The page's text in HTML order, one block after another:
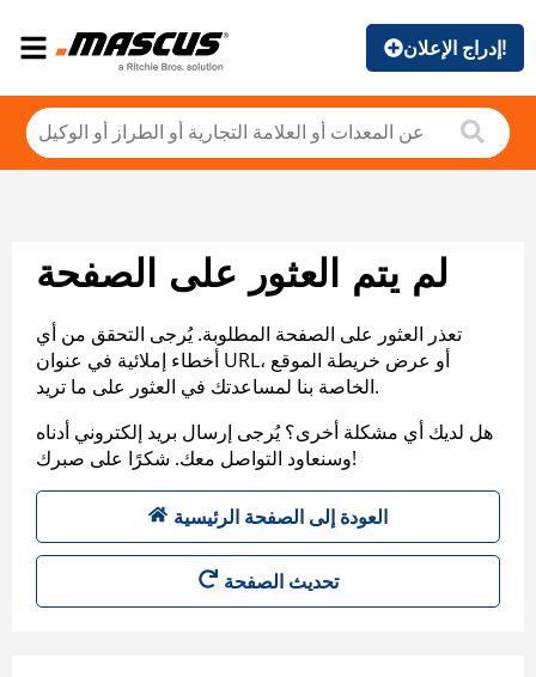
إدراج الإعلان!
لم يتم العثور على الصفحة
تعذر العثور على الصفحة المطلوبة. يُرجى التحقق من أي
أخطاء إملائية في عنوان URL، أو عرض خريطة الموقع
الخاصة بنا لمساعدتك في العثور على ما تريد.
هل لديك أي مشكلة أخرى؟ يُرجى إرسال بريد إلكتروني أدناه
وسنعاود التواصل معك. شكرًا على صبرك!
العودة إلى الصفحة الرئيسية
تحديث الصفحة